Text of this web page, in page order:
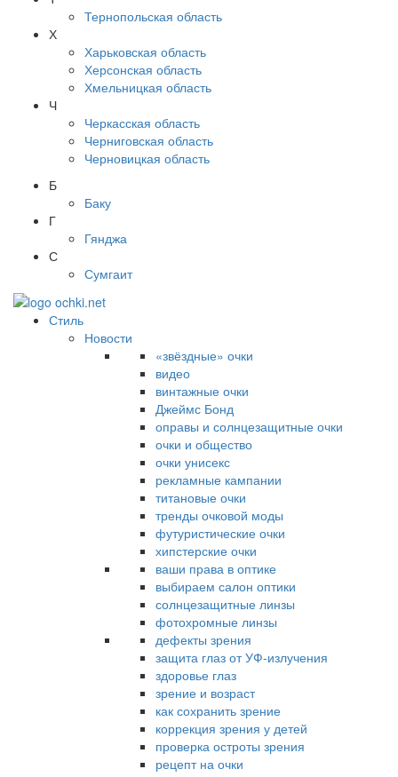
Тернопольская область
Х
Харьковская область
Херсонская область
Хмельницкая область
Ч
Черкасская область
Черниговская область
Черновицкая область
Б
Баку
Г
Гянджа
С
Сумгаит
Стиль
Новости
«звёздные» очки
видео
винтажные очки
Джеймс Бонд
оправы и солнцезащитные очки
очки и общество
очки унисекс
рекламные кампании
титановые очки
тренды очковой моды
футуристические очки
хипстерские очки
ваши права в оптике
выбираем салон оптики
солнцезащитные линзы
фотохромные линзы
дефекты зрения
защита глаз от УФ-излучения
здоровье глаз
зрение и возраст
как сохранить зрение
коррекция зрения у детей
проверка остроты зрения
рецепт на очки